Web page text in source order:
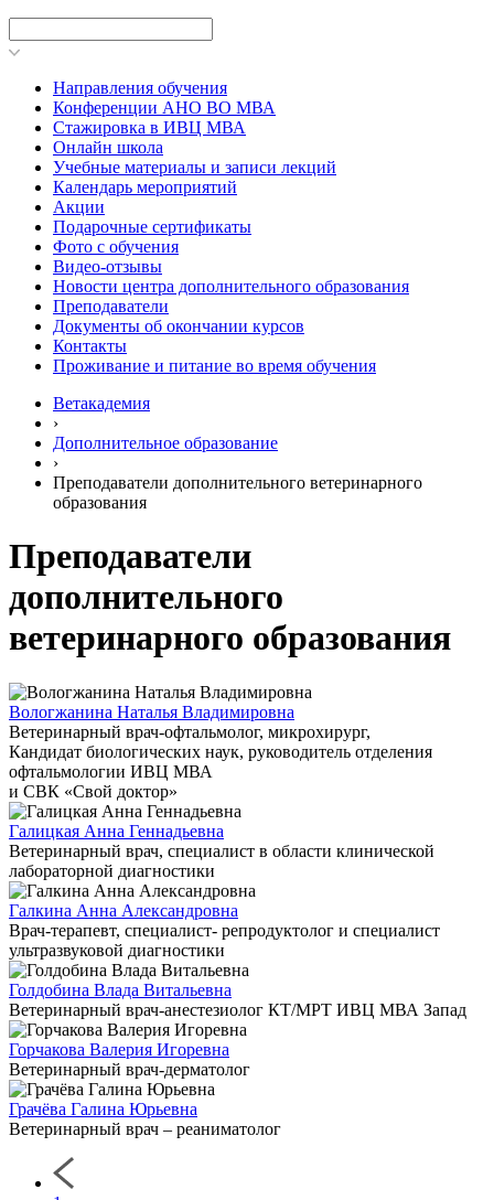
Направления обучения
Конференции АНО ВО МВА
Стажировка в ИВЦ МВА
Онлайн школа
Учебные материалы и записи лекций
Календарь мероприятий
Акции
Подарочные сертификаты
Фото с обучения
Видео-отзывы
Новости центра дополнительного образования
Преподаватели
Документы об окончании курсов
Контакты
Проживание и питание во время обучения
Ветакадемия
›
Дополнительное образование
›
Преподаватели дополнительного ветеринарного
образования
Преподаватели
дополнительного
ветеринарного образования
Вологжанина Наталья Владимировна
Ветеринарный врач-офтальмолог, микрохирург,
Кандидат биологических наук, руководитель отделения
офтальмологии ИВЦ МВА
и СВК «Свой доктор»
Галицкая Анна Геннадьевна
Ветеринарный врач, специалист в области клинической
лабораторной диагностики
Галкина Анна Александровна
Врач-терапевт, специалист- репродуктолог и специалист
ультразвуковой диагностики
Голдобина Влада Витальевна
Ветеринарный врач-анестезиолог КТ/МРТ ИВЦ МВА Запад
Горчакова Валерия Игоревна
Ветеринарный врач-дерматолог
Грачёва Галина Юрьевна
Ветеринарный врач – реаниматолог